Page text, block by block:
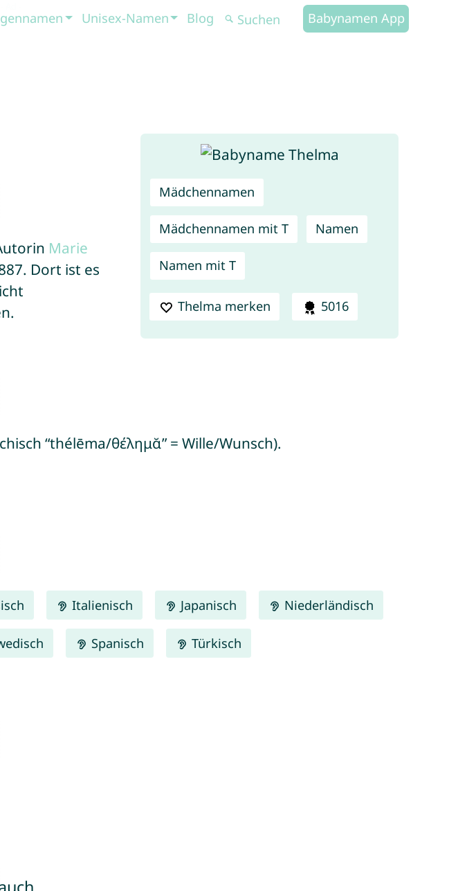
Unisex-Namen Blog Babynamen App
Mädchennamen
Mädchennamen mit T Namen
Namen mit T
Thelma merken 5016
Marie
Dort ist es
“thélēma/θέλημᾰ” = Wille/Wunsch).
Italienisch Japanisch Niederländisch
Spanisch Türkisch